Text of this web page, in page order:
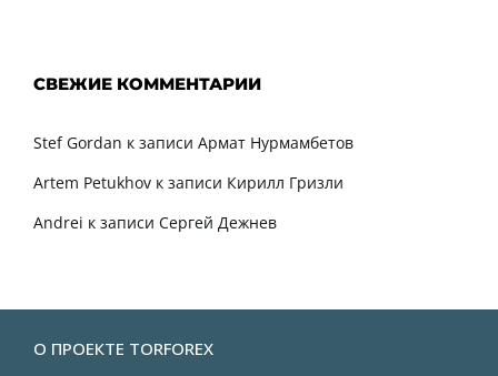
СВЕЖИЕ КОММЕНТАРИИ
Stef Gordan к записи Армат Нурмамбетов
Artem Petukhov к записи Кирилл Гризли
Andrei к записи Сергей Дежнев
О ПРОЕКТЕ TORFOREX